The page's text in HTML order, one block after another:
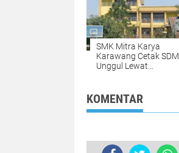
SMK Mitra Karya
Karawang Cetak SDM
Unggul Lewat
Leadership
KOMENTAR